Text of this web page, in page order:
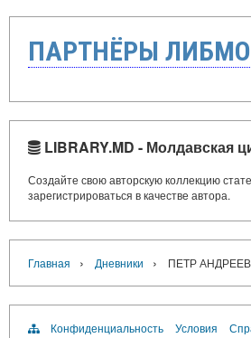
ПАРТНЁРЫ
LIBRARY.MD - Молдавская
Создайте свою авторскую коллекцию
зарегистрироваться в качестве автора.
Главная › Дневники › ПЕТР
Конфиденциальность Условия